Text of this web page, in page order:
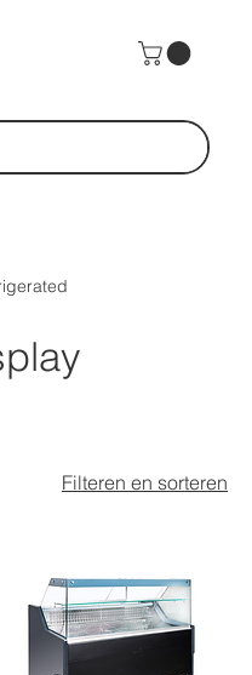
Filteren en sorteren